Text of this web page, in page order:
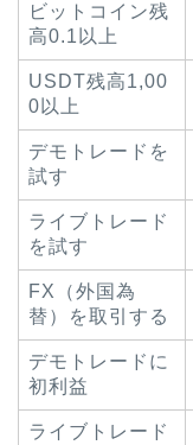
ビットコイン残
高0.1以上
USDT残高1,00
0以上
デモトレードを
試す
ライブトレード
を試す
FX（外国為
替）を取引する
デモトレードに
初利益
ライブトレード